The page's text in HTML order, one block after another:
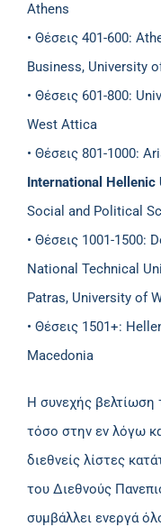
Athens
• Θέσεις 401-600:
Business, University
• Θέσεις 601-800:
West Attica
• Θέσεις 801-1000:
International Hellenic
Social and Political
• Θέσεις 1001-1500:
National Technical
Patras, University of
• Θέσεις 1501+:
Macedonia
Η συνεχής βελτίωση
τόσο στην εν λόγω
διεθνείς λίστες
του Διεθνούς
συμβάλλει ενεργά